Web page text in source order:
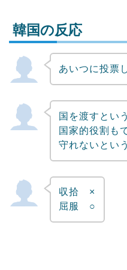
Powered by
韓国の反応
あいつに投票
国を渡すとい
国家的役割も
守れないとい
収拾 ×
屈服 ○